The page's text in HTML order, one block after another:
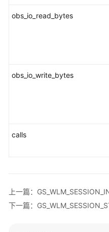
obs_io_read_bytes
obs_io_write_bytes
calls
上一篇：
下一篇：